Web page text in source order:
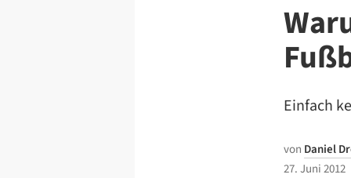
Einfach
von Daniel
27. Juni 2012